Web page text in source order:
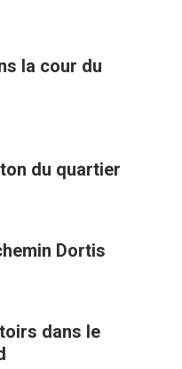
la cour du
du quartier
Dortis
dans le